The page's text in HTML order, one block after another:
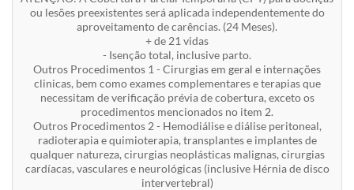
ou lesões preexistentes será aplicada independentemente do
aproveitamento de carências. (24 Meses).
+ de 21 vidas
- Isenção total, inclusive parto.
Outros Procedimentos 1 - Cirurgias em geral e internações
clinicas, bem como exames complementares e terapias que
necessitam de verificação prévia de cobertura, exceto os
procedimentos mencionados no item 2.
Outros Procedimentos 2 - Hemodiálise e diálise peritoneal,
radioterapia e quimioterapia, transplantes e implantes de
qualquer natureza, cirurgias neoplásticas malignas, cirurgias
cardíacas, vasculares e neurológicas (inclusive Hérnia de disco
intervertebral)